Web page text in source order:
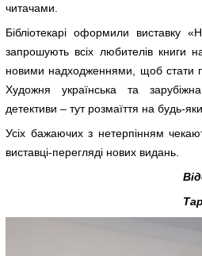
читачами.
Бібліотекарі оформили виставку
запрошують всіх любителів книги
новими надходженнями, щоб стати
Художня українська та
детективи – тут розмаїття на будь-
Усіх бажаючих з нетерпінням
виставці-перегляді нових видань.